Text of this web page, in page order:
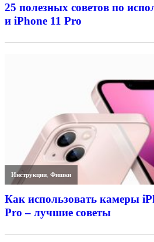
25 полезных советов по
и iPhone 11 Pro
Инструкции,Фишки
Как использовать камеры
Pro – лучшие советы